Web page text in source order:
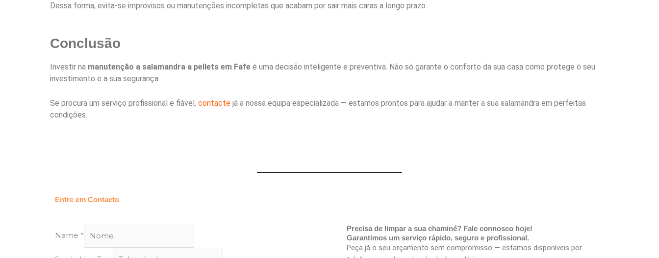
Dessa forma, evita-se improvisos ou manutenções incompletas que acabam por sair mais caras a longo prazo.
Conclusão
Investir na manutenção a salamandra a pellets em Fafe é uma decisão inteligente e preventiva. Não só garante o conforto da sua casa como protege o seu
investimento e a sua segurança.
Se procura um serviço profissional e fiável, contacte já a nossa equipa especializada — estamos prontos para ajudar a manter a sua salamandra em perfeitas
condições.
Entre em Contacto
Name *
Precisa de limpar a sua chaminé? Fale connosco hoje!
Garantimos um serviço rápido, seguro e profissional.
Peça já o seu orçamento sem compromisso — estamos disponíveis por